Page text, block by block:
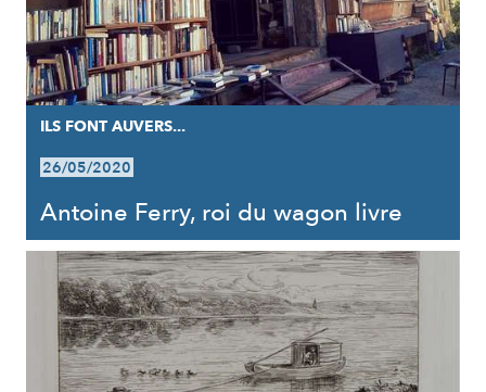
ILS FONT AUVERS...
26/05/2020
Antoine Ferry, roi du wagon livre